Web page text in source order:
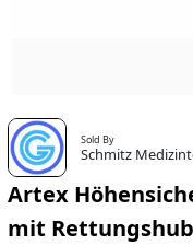
Sold By
Schmitz
Artex
mit Rettungshub